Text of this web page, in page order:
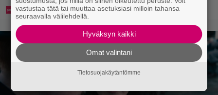
vastustaa tätä tai muuttaa asetuksiasi milloin tahansa
seuraavalla välilehdellä.
Hyväksyn kaikki
Omat valintani
Tietosuojakäytäntömme